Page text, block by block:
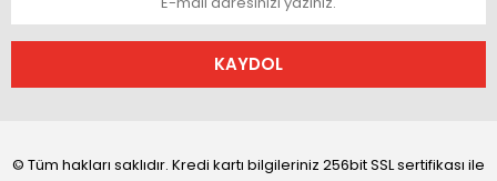
KAYDOL
© Tüm hakları saklıdır. Kredi kartı bilgileriniz 256bit SSL sertifikası ile